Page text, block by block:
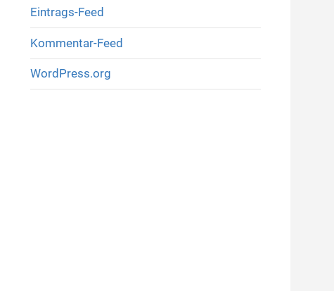
Eintrags-Feed
Kommentar-Feed
WordPress.org